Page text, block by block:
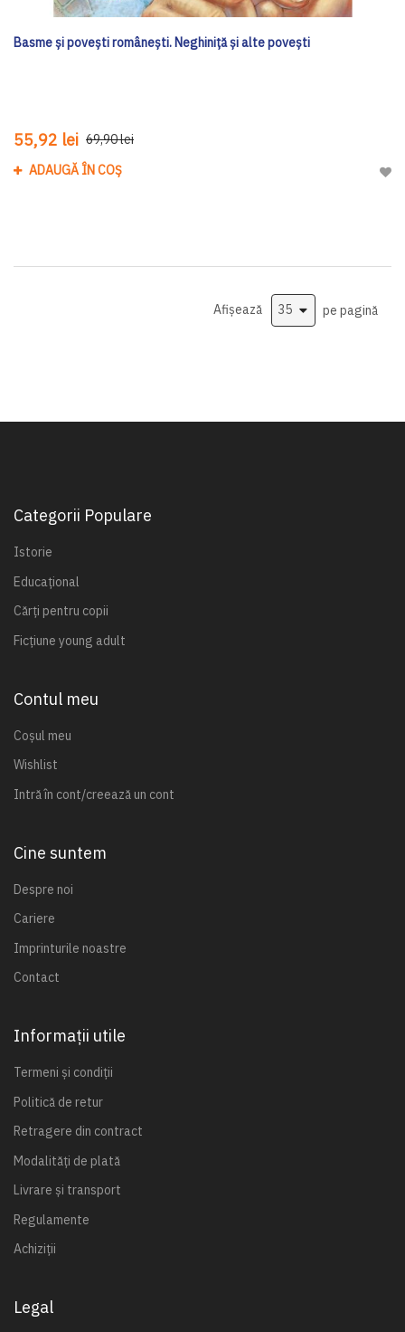
Basme și povești românești. Neghiniță și alte povești
55,92 lei 69,90 lei
ADAUGĂ ÎN COȘ
Afișează pe pagină
Categorii Populare
Istorie
Educațional
Cărți pentru copii
Ficțiune young adult
Contul meu
Coșul meu
Wishlist
Intră în cont/creează un cont
Cine suntem
Despre noi
Cariere
Imprinturile noastre
Contact
Informații utile
Termeni și condiții
Politică de retur
Retragere din contract
Modalități de plată
Livrare și transport
Regulamente
Achiziții
Legal